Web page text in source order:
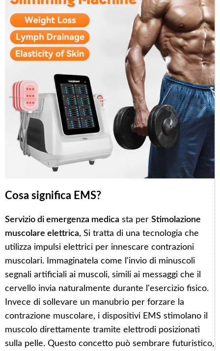
Cosa significa EMS?
Servizio di emergenza medica sta per Stimolazione
muscolare elettrica, Si tratta di una tecnologia che
utilizza impulsi elettrici per innescare contrazioni
muscolari. Immaginatela come l'invio di minuscoli
segnali artificiali ai muscoli, simili ai messaggi che il
cervello invia naturalmente durante l'esercizio fisico.
Invece di sollevare un manubrio per forzare la
contrazione muscolare, i dispositivi EMS stimolano il
muscolo direttamente tramite elettrodi posizionati
sulla pelle. Questo concetto può sembrare futuristico,